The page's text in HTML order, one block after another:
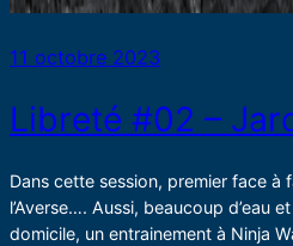
11 octobre 2023
Libreté #02 –
Dans cette session, premier face à
l’Averse…. Aussi, beaucoup d’eau
domicile, un entrainement à Ninja